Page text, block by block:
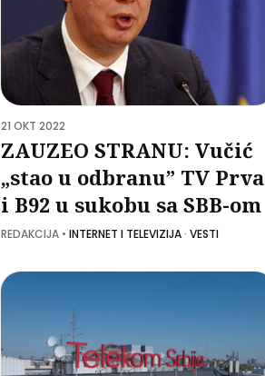
21 OKT 2022
ZAUZEO STRANU: Vučić
„stao u odbranu” TV Prva
i B92 u sukobu sa SBB-om
REDAKCIJA •INTERNET I TELEVIZIJA·VESTI